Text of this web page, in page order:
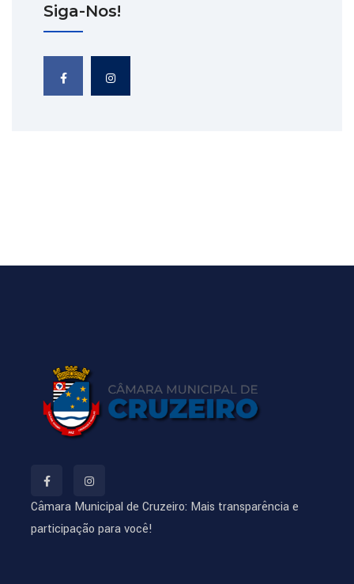
Siga-Nos!
Câmara Municipal de Cruzeiro: Mais transparência e
participação para você!